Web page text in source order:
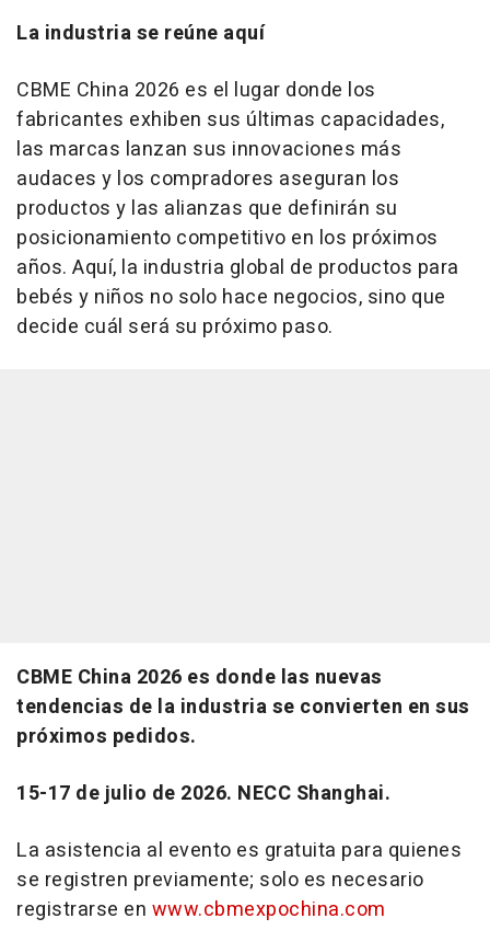
La industria se reúne aquí
CBME China 2026 es el lugar donde los
fabricantes exhiben sus últimas capacidades,
las marcas lanzan sus innovaciones más
audaces y los compradores aseguran los
productos y las alianzas que definirán su
posicionamiento competitivo en los próximos
años. Aquí, la industria global de productos para
bebés y niños no solo hace negocios, sino que
decide cuál será su próximo paso.
CBME China 2026 es donde las nuevas
tendencias de la industria se convierten en sus
próximos pedidos.
15-17 de julio de 2026. NECC Shanghai.
La asistencia al evento es gratuita para quienes
se registren previamente; solo es necesario
registrarse en www.cbmexpochina.com